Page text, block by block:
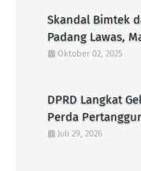
Skandal Bimtek
Padang Lawas,
Periksa Bupati
Oktober 02, 2025
DPRD Langkat Gelar
Perda
Juli 29, 2026